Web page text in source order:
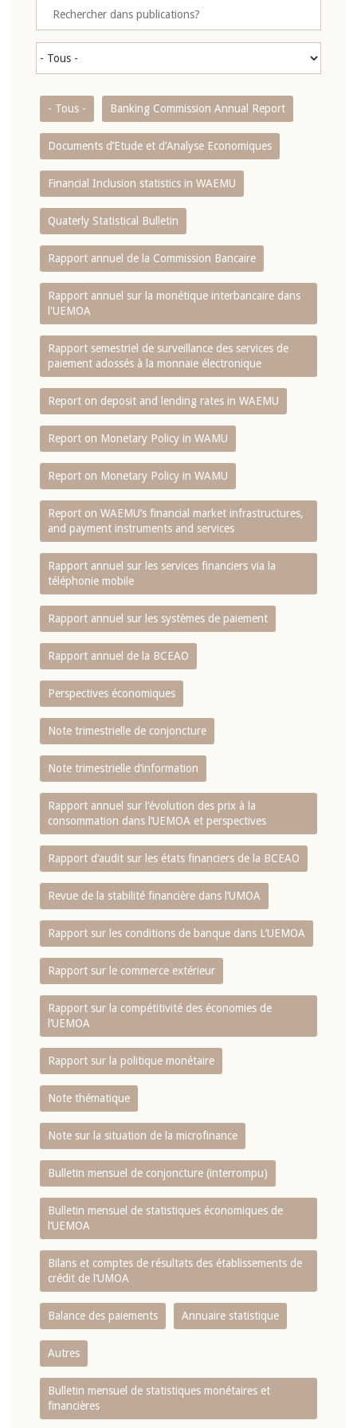
- Tous - Banking Commission Annual Report
Documents d’Etude et d’Analyse Economiques
Financial Inclusion statistics in WAEMU
Quaterly Statistical Bulletin
Rapport annuel de la Commission Bancaire
Rapport annuel sur la monétique interbancaire dans
l'UEMOA
Rapport semestriel de surveillance des services de
paiement adossés à la monnaie électronique
Report on deposit and lending rates in WAEMU
Report on Monetary Policy in WAMU
Report on Monetary Policy in WAMU
Report on WAEMU’s financial market infrastructures,
and payment instruments and services
Rapport annuel sur les services financiers via la
téléphonie mobile
Rapport annuel sur les systèmes de paiement
Rapport annuel de la BCEAO
Perspectives économiques
Note trimestrielle de conjoncture
Note trimestrielle d‘information
Rapport annuel sur l‘évolution des prix à la
consommation dans l‘UEMOA et perspectives
Rapport d‘audit sur les états financiers de la BCEAO
Revue de la stabilité financière dans l‘UMOA
Rapport sur les conditions de banque dans L‘UEMOA
Rapport sur le commerce extérieur
Rapport sur la compétitivité des économies de
l‘UEMOA
Rapport sur la politique monétaire
Note thématique
Note sur la situation de la microfinance
Bulletin mensuel de conjoncture (interrompu)
Bulletin mensuel de statistiques économiques de
l‘UEMOA
Bilans et comptes de résultats des établissements de
crédit de l‘UMOA
Balance des paiements Annuaire statistique
Autres
Bulletin mensuel de statistiques monétaires et
financières